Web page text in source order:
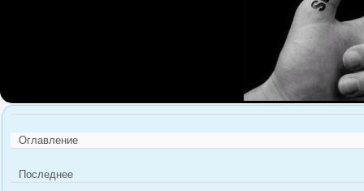
Оглавление
Последнее